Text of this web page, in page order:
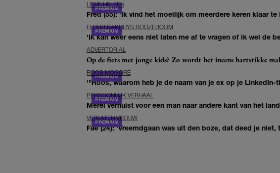
LIEVE HELEEN
Fred (55): 'Ik vind het moeilijk om meerdere keren klaar
FLOOR BAKHUYS ROOZEBOOM
'Ik kan weer eens niet laten me af te vragen of ik wel de
ADVERTORIAL
Op de fiets met jonge kids? Zo wordt het ineens hartstikke
ROOS MOGGRÉ
'"Roos, waarom heb je de naam van je ex op je
PERSOONLIJK VERHAAL
Merel verhuist voor een man naar andere kant van het
VERLATEN VROUW
Fae (24): 'Vreemdgaan was uit den boze, dat deed je